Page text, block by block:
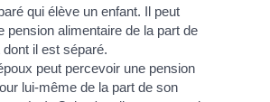
qui élève un enfant. Il peut
pension alimentaire de la part de
il est séparé.
peut percevoir une pension
lui-même de la part de son